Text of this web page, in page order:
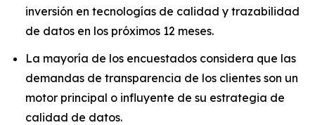
inversión en tecnologías de calidad y trazabilidad
de datos en los próximos 12 meses.
La mayoría de los encuestados considera que las
demandas de transparencia de los clientes son un
motor principal o influyente de su estrategia de
calidad de datos.